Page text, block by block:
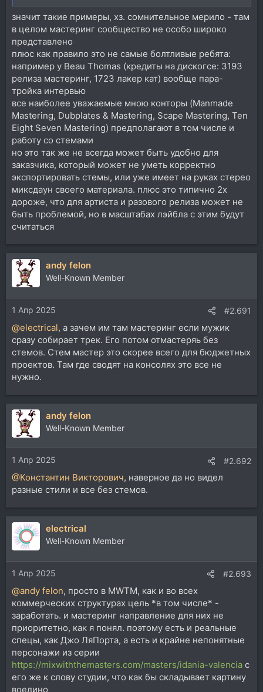
значит такие примеры, хз. сомнительное мерило - там
в целом мастеринг сообщество не особо широко
представлено
плюс как правило это не самые болтливые ребята:
например у Beau Thomas (кредиты на дискогсе: 3193
релиза мастеринг, 1723 лакер кат) вообще пара-
тройка интервью
все наиболее уважаемые мною конторы (Manmade
Mastering, Dubplates & Mastering, Scape Mastering, Ten
Eight Seven Mastering) предполагают в том числе и
работу со стемами
но это так же не всегда может быть удобно для
заказчика, который может не уметь корректно
экспортировать стемы, или уже имеет на руках стерео
миксдаун своего материала. плюс это типично 2х
дороже, что для артиста и разового релиза может не
быть проблемой, но в масштабах лэйбла с этим будут
считаться
andy felon
Well-Known Member
1 Апр 2025 #2.691
@electrical, а зачем им там мастеринг если мужик
сразу собирает трек. Его потом отмастеряь без
стемов. Стем мастер это скорее всего для бюджетных
проектов. Там где сводят на консолях это все не
нужно.
andy felon
Well-Known Member
1 Апр 2025 #2.692
@Константин Викторович, наверное да но видел
разные стили и все без стемов.
electrical
Well-Known Member
1 Апр 2025 #2.693
@andy felon, просто в MWTM, как и во всех
коммерческих структурах цель *в том числе* -
заработать. и мастеринг направление для них не
приоритетно, как я понял. поэтому есть и реальные
спецы, как Джо ЛяПорта, а есть и крайне непонятные
персонажи из серии
https://mixwiththemasters.com/masters/idania-valencia с
его же к слову студии, что как бы складывает картину
воедино